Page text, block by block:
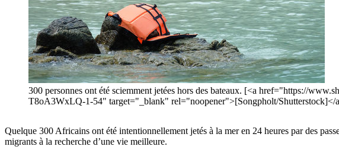
300 personnes ont été sciemment jetées hors des bateaux. [<a href="https://
T8oA3WxLQ-1-54" target="_blank" rel="noopener">[Songpholt/Shutterstock]</
Quelque 300 Africains ont été intentionnellement jetés à la mer en 24 heures par des
migrants à la recherche d’une vie meilleure.